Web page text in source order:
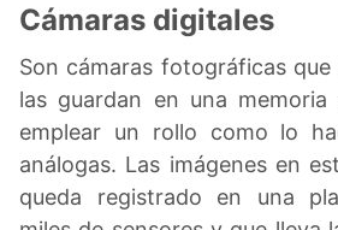
Cámaras digitales
Son cámaras fotográficas
las guardan en una
emplear un rollo como lo
análogas. Las imágenes en
queda registrado en una